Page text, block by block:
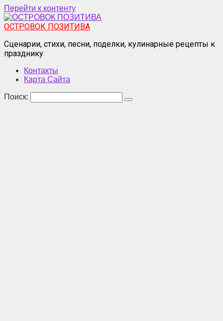
Перейти к контенту
ОСТРОВОК ПОЗИТИВА
Сценарии, стихи, песни, поделки, кулинарные рецепты к
празднику
Контакты
Карта Сайта
Поиск: